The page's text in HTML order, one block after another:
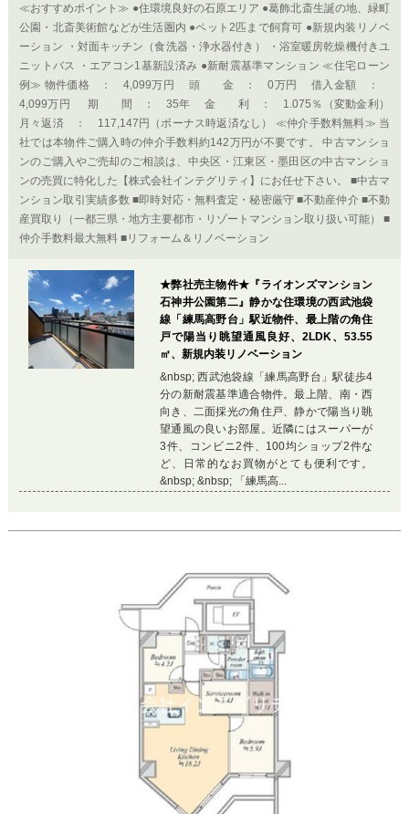
≪おすすめポイント≫ ●住環境良好の石原エリア ●葛飾北斎生誕の地、緑町
公園・北斎美術館などが生活圏内 ●ペット2匹まで飼育可 ●新規内装リノベ
ーション ・対面キッチン（食洗器・浄水器付き） ・浴室暖房乾燥機付きユ
ニットバス ・エアコン1基新設済み ●新耐震基準マンション ≪住宅ローン
例≫ 物件価格 ： 4,099万円 頭 金 ： 0万円 借入金額 ：
4,099万円 期 間 ： 35年 金 利 ： 1.075％（変動金利）
月々返済 ： 117,147円（ボーナス時返済なし） ≪仲介手数料無料≫ 当
社では本物件ご購入時の仲介手数料約142万円が不要です。 中古マンショ
ンのご購入やご売却のご相談は、中央区・江東区・墨田区の中古マンショ
ンの売買に特化した【株式会社インテグリティ】にお任せ下さい。 ■中古マ
ンション取引実績多数 ■即時対応・無料査定・秘密厳守 ■不動産仲介 ■不動
産買取り（一都三県・地方主要都市・リゾートマンション取り扱い可能） ■
仲介手数料最大無料 ■リフォーム＆リノベーション
★弊社売主物件★『ライオンズマンション
石神井公園第二』静かな住環境の西武池袋
線「練馬高野台」駅近物件、最上階の角住
戸で陽当り眺望通風良好、2LDK、53.55
㎡、新規内装リノベーション
&nbsp; 西武池袋線「練馬高野台」駅徒歩4
分の新耐震基準適合物件。最上階、南・西
向き、二面採光の角住戸、静かで陽当り眺
望通風の良いお部屋。近隣にはスーパーが
3件、コンビニ2件、100均ショップ2件な
ど、日常的なお買物がとても便利です。
&nbsp; &nbsp; 「練馬高...